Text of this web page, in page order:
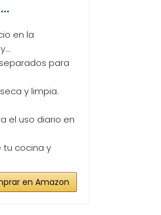
en la
para
y limpia.
el uso diario en
tu cocina y
en Amazon